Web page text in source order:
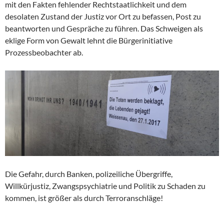
mit den Fakten fehlender Rechtstaatlichkeit und dem
desolaten Zustand der Justiz vor Ort zu befassen, Post zu
beantworten und Gespräche zu führen. Das Schweigen als
eklige Form von Gewalt lehnt die Bürgerinitiative
Prozessbeobachter ab.
Die Gefahr, durch Banken, polizeiliche Übergriffe,
Willkürjustiz, Zwangspsychiatrie und Politik zu Schaden zu
kommen, ist größer als durch Terroranschläge!